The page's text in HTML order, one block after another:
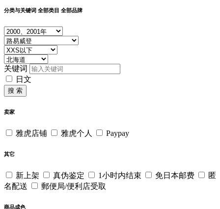
分类与关键词 全部类目 全部品牌
关键词
日文
搜 索
卖家
雅虎店铺 雅虎个人 Paypay
其它
新上架 真伪鉴定 1小时内结束 免日本邮费
匿
名配送
郵便局/便利店受取
商品成色